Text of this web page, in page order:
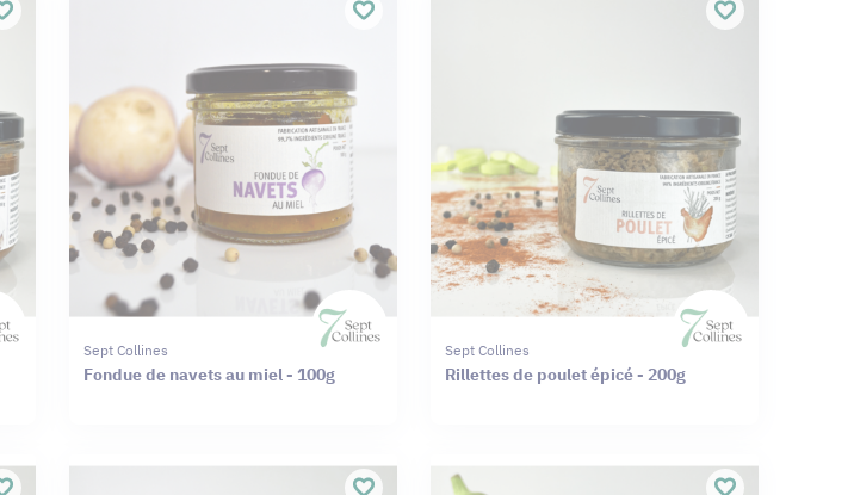
Sept Collines
Fondue de navets au miel - 100g
Sept Collines
Rillettes de poulet épicé - 200g